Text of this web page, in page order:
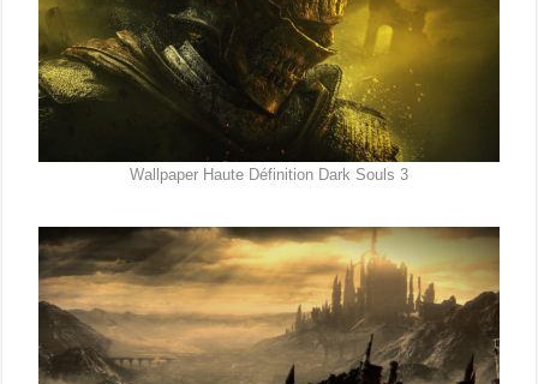
Wallpaper Haute Définition Dark Souls 3